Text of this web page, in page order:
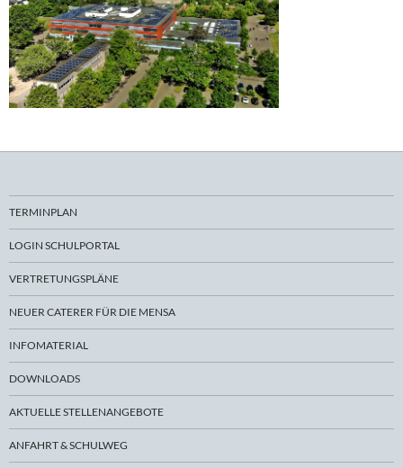
TERMINPLAN
LOGIN SCHULPORTAL
VERTRETUNGSPLÄNE
NEUER CATERER FÜR DIE MENSA
INFOMATERIAL
DOWNLOADS
AKTUELLE STELLENANGEBOTE
ANFAHRT & SCHULWEG